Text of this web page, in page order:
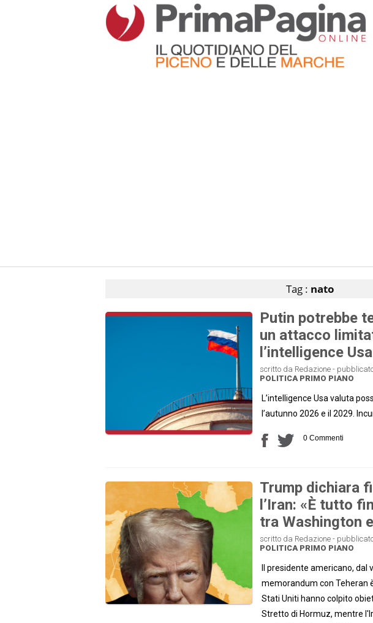
Tag : nato
Putin potrebbe
un attacco
l’intelligence Usa
scritto da Redazione -
POLITICA PRIMO PIANO
L’intelligence Usa valuta
l’autunno 2026 e il 2029.
0 Commenti
Trump dichiara
l’Iran: «È tutto
tra Washington
scritto da Redazione -
POLITICA PRIMO PIANO
Il presidente americano,
memorandum con Teheran
Stati Uniti hanno colpito
Stretto di Hormuz, mentre